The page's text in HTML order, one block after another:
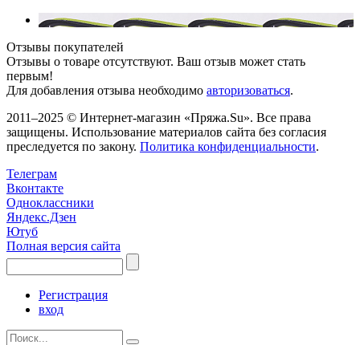
Отзывы покупателей
Отзывы о товаре отсутствуют. Ваш отзыв может стать
первым!
Для добавления отзыва необходимо авторизоваться.
2011–2025 © Интернет-магазин «Пряжа.Su». Все права
защищены. Использование материалов сайта без согласия
преследуется по закону. Политика конфиденциальности.
Телеграм
Вконтакте
Одноклассники
Яндекс.Дзен
Ютуб
Полная версия сайта
Регистрация
вход